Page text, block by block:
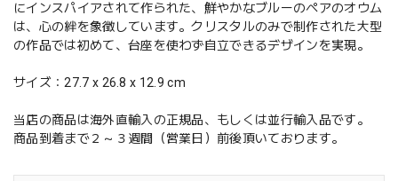
にインスパイアされて作られた、鮮やかなブルーのペアのオウム
は、心の絆を象徴しています。クリスタルのみで制作された大型
の作品では初めて、台座を使わず自立できるデザインを実現。
サイズ：27.7 x 26.8 x 12.9 cm
当店の商品は海外直輸入の正規品、もしくは並行輸入品です。
商品到着まで２～３週間（営業日）前後頂いております。